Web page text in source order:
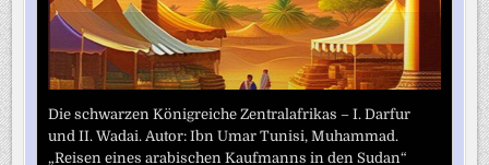
Die schwarzen Königreiche Zentralafrikas – I. Darfur
und II. Wadai. Autor: Ibn Umar Tunisi, Muhammad.
„Reisen eines arabischen Kaufmanns in den Sudan“